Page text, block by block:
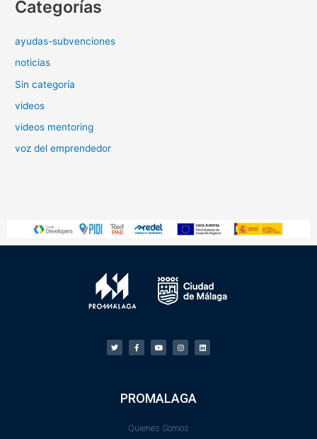
Categorías
ayudas-subvenciones
noticias
Sin categoría
videos
videos mentoring
voz del emprendedor
PROMALAGA
Quienes Somos